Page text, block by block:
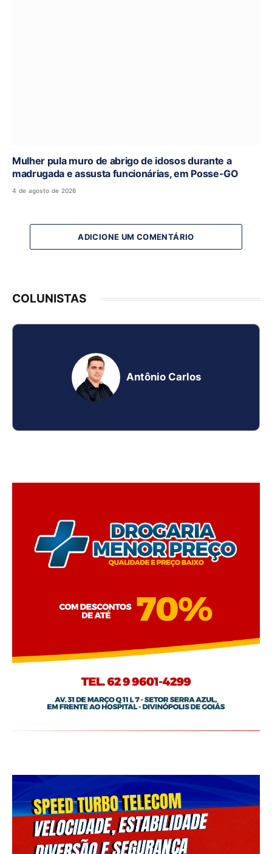
Mulher pula muro de abrigo de idosos durante a
madrugada e assusta funcionárias, em Posse-GO
4 de agosto de 2026
ADICIONE UM COMENTÁRIO
COLUNISTAS
Antônio Carlos